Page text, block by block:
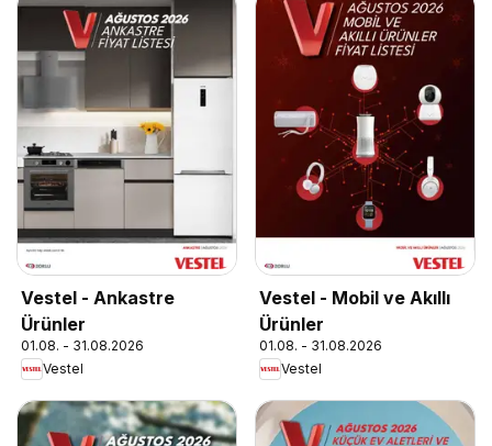
Vestel - Ankastre
Ürünler
01.08. - 31.08.2026
Vestel
Vestel - Mobil ve Akıllı
Ürünler
01.08. - 31.08.2026
Vestel